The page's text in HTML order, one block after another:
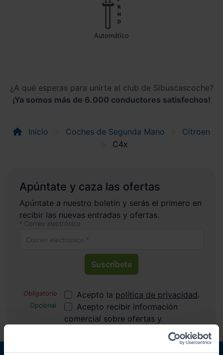
automático
¿A qué esperas para unirte al club de Sibuscascoche?
¡Ya somos más de 6.000 conductores satisfechos!
Inicio Coches de Segunda Mano
Citroen
C4x
Apúntate y caza las ofertas
Apúntate a nuestro boletín y serás el primero en
recibir las nuevas entradas y ofertas.
Correo electrónico
Suscríbete
Acepto la política de privacidad.
Acepto recibir información
comercial sobre ofertas y
promociones de Automóviles